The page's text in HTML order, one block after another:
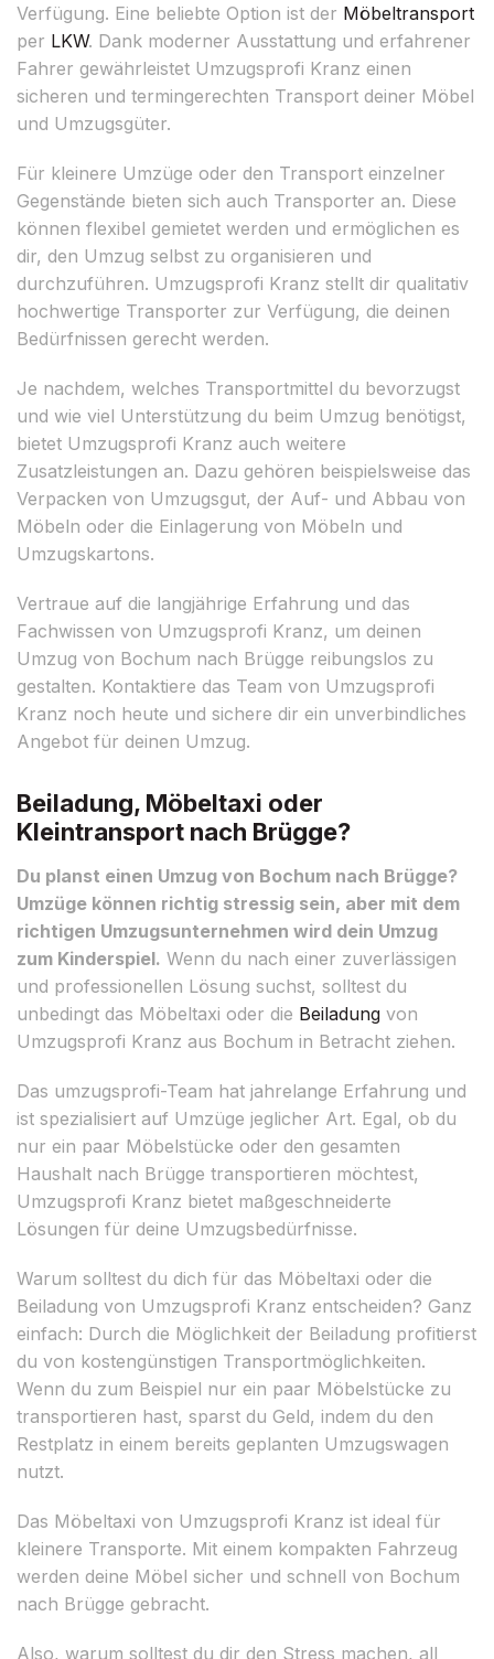
Verfügung. Eine beliebte Option ist der Möbeltransport
per LKW. Dank moderner Ausstattung und erfahrener
Fahrer gewährleistet Umzugsprofi Kranz einen
sicheren und termingerechten Transport deiner Möbel
und Umzugsgüter.
Für kleinere Umzüge oder den Transport einzelner
Gegenstände bieten sich auch Transporter an. Diese
können flexibel gemietet werden und ermöglichen es
dir, den Umzug selbst zu organisieren und
durchzuführen. Umzugsprofi Kranz stellt dir qualitativ
hochwertige Transporter zur Verfügung, die deinen
Bedürfnissen gerecht werden.
Je nachdem, welches Transportmittel du bevorzugst
und wie viel Unterstützung du beim Umzug benötigst,
bietet Umzugsprofi Kranz auch weitere
Zusatzleistungen an. Dazu gehören beispielsweise das
Verpacken von Umzugsgut, der Auf- und Abbau von
Möbeln oder die Einlagerung von Möbeln und
Umzugskartons.
Vertraue auf die langjährige Erfahrung und das
Fachwissen von Umzugsprofi Kranz, um deinen
Umzug von Bochum nach Brügge reibungslos zu
gestalten. Kontaktiere das Team von Umzugsprofi
Kranz noch heute und sichere dir ein unverbindliches
Angebot für deinen Umzug.
Beiladung, Möbeltaxi oder
Kleintransport nach Brügge?
Du planst einen Umzug von Bochum nach Brügge?
Umzüge können richtig stressig sein, aber mit dem
richtigen Umzugsunternehmen wird dein Umzug
zum Kinderspiel. Wenn du nach einer zuverlässigen
und professionellen Lösung suchst, solltest du
unbedingt das Möbeltaxi oder die Beiladung von
Umzugsprofi Kranz aus Bochum in Betracht ziehen.
Das umzugsprofi-Team hat jahrelange Erfahrung und
ist spezialisiert auf Umzüge jeglicher Art. Egal, ob du
nur ein paar Möbelstücke oder den gesamten
Haushalt nach Brügge transportieren möchtest,
Umzugsprofi Kranz bietet maßgeschneiderte
Lösungen für deine Umzugsbedürfnisse.
Warum solltest du dich für das Möbeltaxi oder die
Beiladung von Umzugsprofi Kranz entscheiden? Ganz
einfach: Durch die Möglichkeit der Beiladung profitierst
du von kostengünstigen Transportmöglichkeiten.
Wenn du zum Beispiel nur ein paar Möbelstücke zu
transportieren hast, sparst du Geld, indem du den
Restplatz in einem bereits geplanten Umzugswagen
nutzt.
Das Möbeltaxi von Umzugsprofi Kranz ist ideal für
kleinere Transporte. Mit einem kompakten Fahrzeug
werden deine Möbel sicher und schnell von Bochum
nach Brügge gebracht.
Also, warum solltest du dir den Stress machen, all